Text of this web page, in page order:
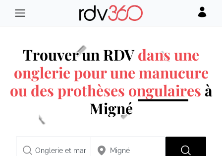
Trouver un RDVdans une
onglerie pour une manucure
ou des prothèses ongulaires à
Migné